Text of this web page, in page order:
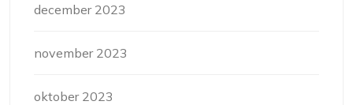
december 2023
november 2023
oktober 2023